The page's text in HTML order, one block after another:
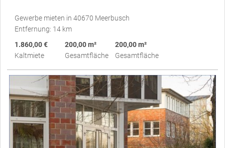
Gewerbe mieten in 40670 Meerbusch
Entfernung: 14 km
1.860,00 €
Kaltmiete
200,00 m²
Gesamtfläche
200,00 m²
Gesamtfläche